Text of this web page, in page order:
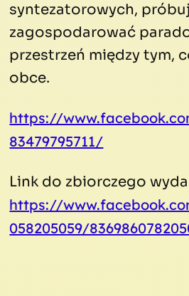
syntezatorowych,
zagospodarować
przestrzeń między tym,
obce.
https://
83479795711/
Link do zbiorczego
https://
058205059/